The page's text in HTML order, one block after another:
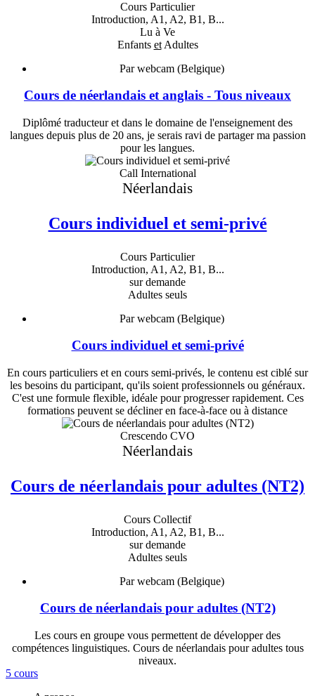
Cours Particulier
Introduction, A1, A2, B1, B...
Lu à Ve
Enfants etAdultes
Par webcam (Belgique)
Cours de néerlandais et anglais - Tous niveaux
Diplômé traducteur et dans le domaine de l'enseignement des
langues depuis plus de 20 ans, je serais ravi de partager ma passion
pour les langues.
Call International
Néerlandais
Cours individuel et semi-privé
Cours Particulier
Introduction, A1, A2, B1, B...
sur demande
Adultes seuls
Par webcam (Belgique)
Cours individuel et semi-privé
En cours particuliers et en cours semi-privés, le contenu est ciblé sur
les besoins du participant, qu'ils soient professionnels ou généraux.
C'est une formule flexible, idéale pour progresser rapidement. Ces
formations peuvent se décliner en face-à-face ou à distance
Crescendo CVO
Néerlandais
Cours de néerlandais pour adultes (NT2)
Cours Collectif
Introduction, A1, A2, B1, B...
sur demande
Adultes seuls
Par webcam (Belgique)
Cours de néerlandais pour adultes (NT2)
Les cours en groupe vous permettent de développer des
compétences linguistiques. Cours de néerlandais pour adultes tous
niveaux.
5 cours